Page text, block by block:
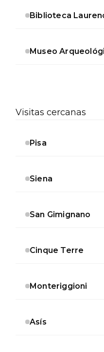
Biblioteca
Museo
Visitas cercanas
Pisa
Siena
San Gimignano
Cinque Terre
Monteriggioni
Asís